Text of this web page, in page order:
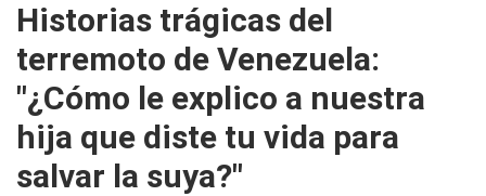
Historias trágicas del
terremoto de Venezuela:
"¿Cómo le explico a nuestra
hija que diste tu vida para
salvar la suya?"